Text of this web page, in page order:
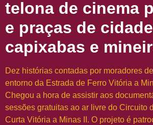
telona de cinema
e praças de
capixabas e
Dez histórias contadas por moradores
entorno da Estrada de Ferro Vitória a
Chegou a hora de assistir aos
sessões gratuitas ao ar livre do Circuito
Curta Vitória a Minas II. O projeto é